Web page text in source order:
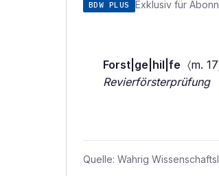
BDW PLUS Exklusiv für
Forst|ge|hil|fe 〈m.
Revierförsterprüfung
Quelle: Wahrig